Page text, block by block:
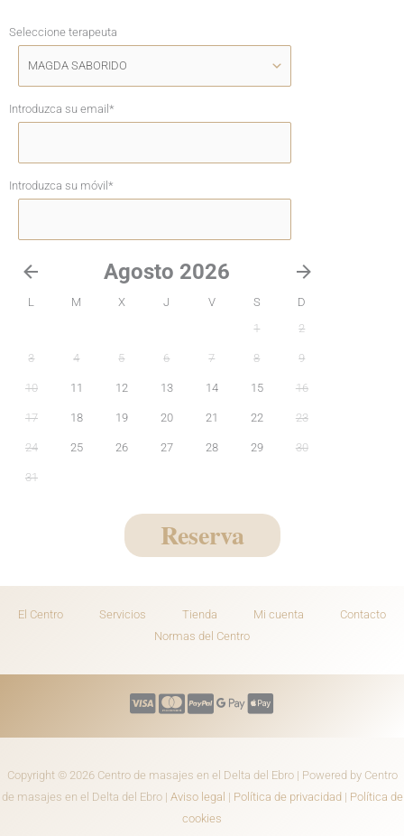
Seleccione terapeuta
Introduzca su email *
Introduzca su móvil *
Agosto 2026
L M X J V S
D
1
2
3 4 5 6 7 8 9
10 11 12 13 14 15 16
17 18 19 20 21 22 23
24 25 26 27 28 29 30
31
Reserva
El Centro Servicios Tienda Mi cuenta
Contacto
Normas del Centro
Copyright © 2026 Centro de masajes en el Delta del Ebro | Powered by Centro
de masajes en el Delta del Ebro | Aviso legal | Política de privacidad | Política de
cookies